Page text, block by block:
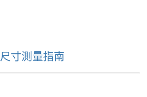
尺寸測量指南